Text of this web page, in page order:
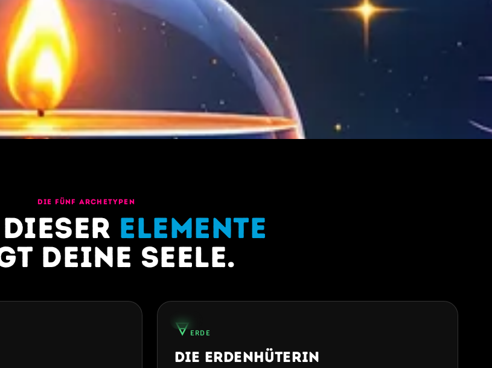
DIE FÜNF ARCHETYPEN
dieser Elemente
deine Seele.
🜃ERDE
Die Erdenhüterin